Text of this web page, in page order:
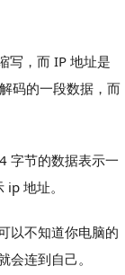
写，而 IP 地址是
码的一段数据，而
字节的数据表示一
地址。
以不知道你电脑的
连到自己。